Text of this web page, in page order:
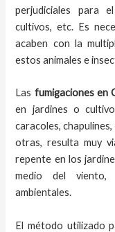
perjudiciales para
cultivos, etc. Es
acaben con la
estos animales e
Las fumigacionesen
en jardines o
caracoles,
otras, resulta muy
repente en los
medio del
ambientales.
El método utilizado